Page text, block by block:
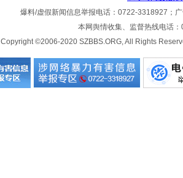
爆料/虚假新闻信息举报电话：0722-3318927；
本网舆情收集、监督热线电话
Copyright ©2006-2020 SZBBS.ORG, All Rights